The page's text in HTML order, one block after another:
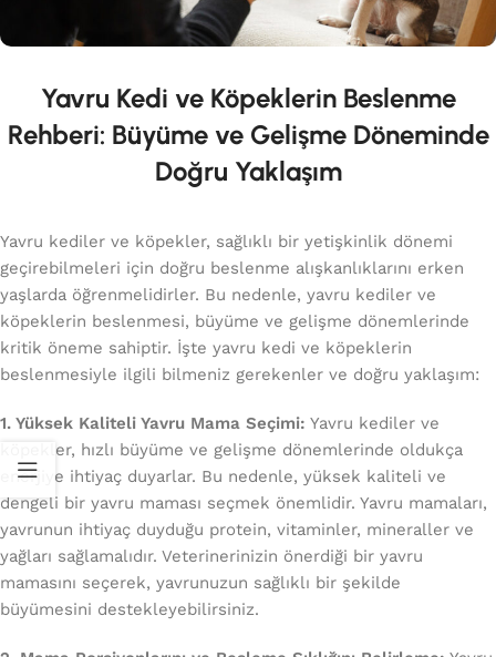
Yavru Kedi ve Köpeklerin Beslenme
Rehberi: Büyüme ve Gelişme Döneminde
Doğru Yaklaşım
Yavru kediler ve köpekler, sağlıklı bir yetişkinlik dönemi
geçirebilmeleri için doğru beslenme alışkanlıklarını erken
yaşlarda öğrenmelidirler. Bu nedenle, yavru kediler ve
köpeklerin beslenmesi, büyüme ve gelişme dönemlerinde
kritik öneme sahiptir. İşte yavru kedi ve köpeklerin
beslenmesiyle ilgili bilmeniz gerekenler ve doğru yaklaşım:
1. Yüksek Kaliteli Yavru Mama Seçimi: Yavru kediler ve
köpekler, hızlı büyüme ve gelişme dönemlerinde oldukça
enerjiye ihtiyaç duyarlar. Bu nedenle, yüksek kaliteli ve
dengeli bir yavru maması seçmek önemlidir. Yavru mamaları,
yavrunun ihtiyaç duyduğu protein, vitaminler, mineraller ve
yağları sağlamalıdır. Veterinerinizin önerdiği bir yavru
mamasını seçerek, yavrunuzun sağlıklı bir şekilde
büyümesini destekleyebilirsiniz.